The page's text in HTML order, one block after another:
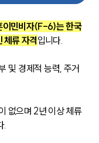
이민비자(F-6)는 한국
체류 자격입니다.
및 경제적 능력, 주거
없으며 2년 이상 체류
.